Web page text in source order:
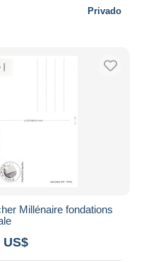
Privado
Millénaire fondations
US$